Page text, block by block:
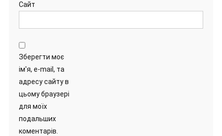
Сайт
Зберегти моє
ім'я, e-mail, та
адресу сайту в
цьому браузері
для моїх
подальших
коментарів.